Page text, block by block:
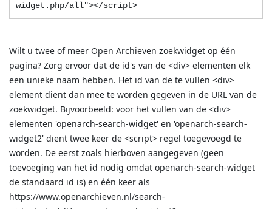
widget.php/all"></script>
Wilt u twee of meer Open Archieven zoekwidget op één
pagina? Zorg ervoor dat de id's van de <div> elementen elk
een unieke naam hebben. Het id van de te vullen <div>
element dient dan mee te worden gegeven in de URL van de
zoekwidget. Bijvoorbeeld: voor het vullen van de <div>
elementen 'openarch-search-widget' en 'openarch-search-
widget2' dient twee keer de <script> regel toegevoegd te
worden. De eerst zoals hierboven aangegeven (geen
toevoeging van het id nodig omdat openarch-search-widget
de standaard id is) en één keer als
https://www.openarchieven.nl/search-